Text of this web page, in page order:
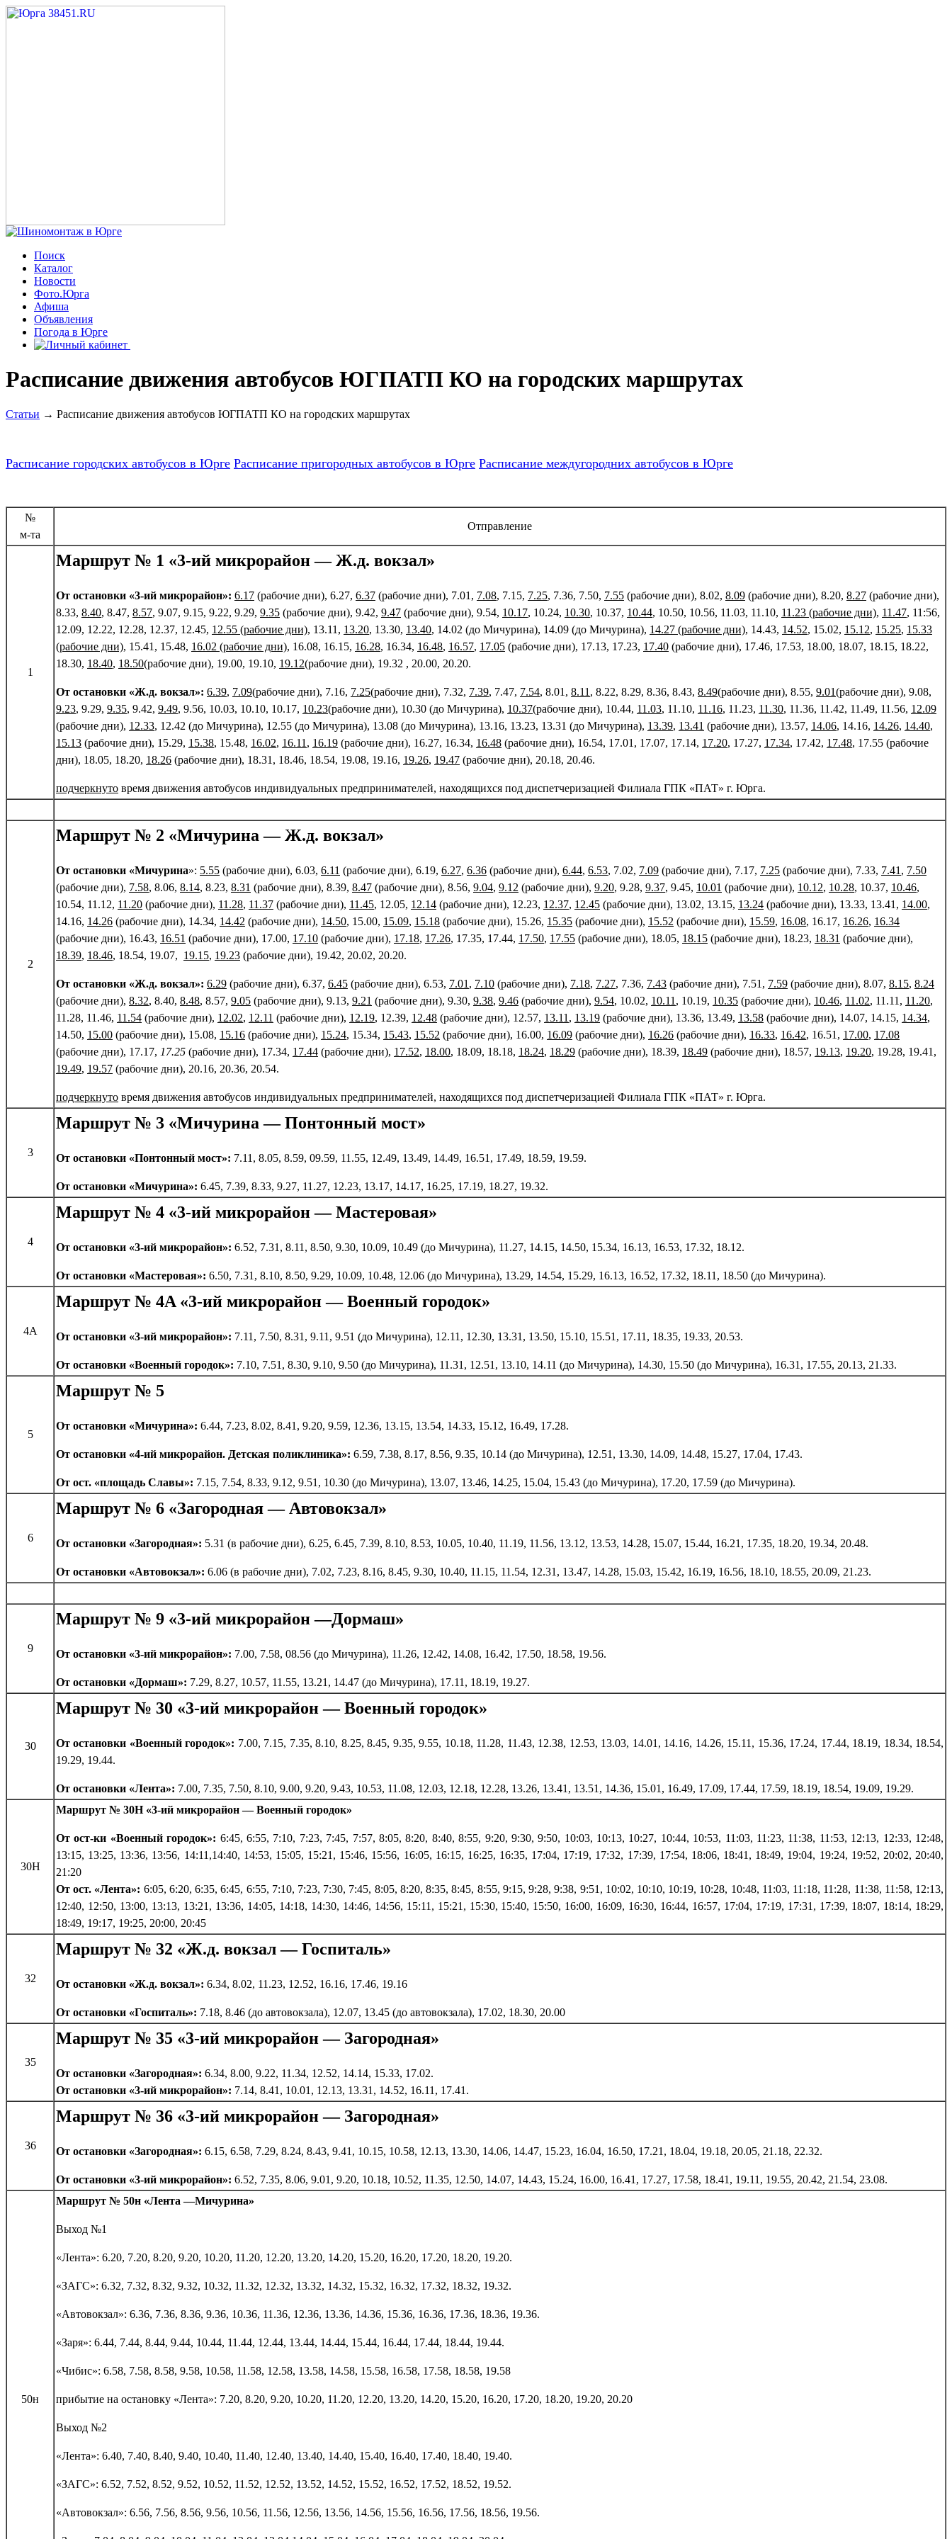
Поиск
Каталог
Новости
Фото.Юрга
Афиша
Объявления
Погода в Юрге
Расписание движения автобусов ЮГПАТП КО на городских маршрутах
Статьи → Расписание движения автобусов ЮГПАТП КО на городских маршрутах
Расписание городских автобусов в Юрге Расписание пригородных автобусов в Юрге Расписание междугородних автобусов в Юрге
№
м-та
Отправление
1
Маршрут № 1 «3-ий микрорайон — Ж.д. вокзал»
От остановки «3-ий микрорайон»: 6.17 (рабочие дни), 6.27, 6.37 (рабочие дни), 7.01, 7.08, 7.15, 7.25, 7.36, 7.50, 7.55 (рабочие дни), 8.02, 8.09 (рабочие дни), 8.20, 8.27 (рабочие дни),
8.33, 8.40, 8.47, 8.57, 9.07, 9.15, 9.22, 9.29, 9.35 (рабочие дни), 9.42, 9.47 (рабочие дни), 9.54, 10.17, 10.24, 10.30, 10.37, 10.44, 10.50, 10.56, 11.03, 11.10, 11.23 (рабочие дни), 11.47, 11:56,
12.09, 12.22, 12.28, 12.37, 12.45, 12.55 (рабочие дни), 13.11, 13.20, 13.30, 13.40, 14.02 (до Мичурина), 14.09 (до Мичурина), 14.27 (рабочие дни), 14.43, 14.52, 15.02, 15.12, 15.25, 15.33
(рабочие дни), 15.41, 15.48, 16.02 (рабочие дни), 16.08, 16.15, 16.28, 16.34, 16.48, 16.57, 17.05 (рабочие дни), 17.13, 17.23, 17.40 (рабочие дни), 17.46, 17.53, 18.00, 18.07, 18.15, 18.22,
18.30, 18.40, 18.50(рабочие дни), 19.00, 19.10, 19.12(рабочие дни), 19.32 , 20.00, 20.20.
От остановки «Ж.д. вокзал»: 6.39, 7.09(рабочие дни), 7.16, 7.25(рабочие дни), 7.32, 7.39, 7.47, 7.54, 8.01, 8.11 , 8.22, 8.29, 8.36, 8.43, 8.49(рабочие дни), 8.55, 9.01(рабочие дни), 9.08,
9.23, 9.29, 9.35, 9.42, 9.49, 9.56, 10.03, 10.10, 10.17, 10.23(рабочие дни), 10.30 (до Мичурина), 10.37(рабочие дни), 10.44, 11.03, 11.10, 11.16, 11.23, 11.30, 11.36, 11.42, 11.49, 11.56, 12.09
(рабочие дни), 12.33, 12.42 (до Мичурина), 12.55 (до Мичурина), 13.08 (до Мичурина), 13.16, 13.23, 13.31 (до Мичурина), 13.39, 13.41 (рабочие дни), 13.57, 14.06, 14.16, 14.26, 14.40,
15.13 (рабочие дни), 15.29, 15.38, 15.48, 16.02, 16.11 , 16.19 (рабочие дни), 16.27, 16.34, 16.48 (рабочие дни), 16.54, 17.01, 17.07, 17.14, 17.20, 17.27, 17.34, 17.42, 17.48, 17.55 (рабочие
дни), 18.05, 18.20, 18.26 (рабочие дни), 18.31, 18.46, 18.54, 19.08, 19.16, 19.26, 19.47 (рабочие дни), 20.18, 20.46.
подчеркнуто время движения автобусов индивидуальных предпринимателей, находящихся под диспетчеризацией Филиала ГПК «ПАТ» г. Юрга.
2
Маршрут № 2 «Мичурина — Ж.д. вокзал»
От остановки «Мичурина»: 5.55 (рабочие дни), 6.03, 6.11 (рабочие дни), 6.19, 6.27, 6.36 (рабочие дни), 6.44, 6.53, 7.02, 7.09 (рабочие дни), 7.17, 7.25 (рабочие дни), 7.33, 7.41 , 7.50
(рабочие дни), 7.58, 8.06, 8.14, 8.23, 8.31 (рабочие дни), 8.39, 8.47 (рабочие дни), 8.56, 9.04, 9.12 (рабочие дни), 9.20, 9.28, 9.37, 9.45, 10.01 (рабочие дни), 10.12, 10.28, 10.37, 10.46,
10.54, 11.12, 11.20 (рабочие дни), 11.28, 11.37 (рабочие дни), 11.45, 12.05, 12.14 (рабочие дни), 12.23, 12.37, 12.45 (рабочие дни), 13.02, 13.15, 13.24 (рабочие дни), 13.33, 13.41, 14.00,
14.16, 14.26 (рабочие дни), 14.34, 14.42 (рабочие дни), 14.50, 15.00, 15.09, 15.18 (рабочие дни), 15.26, 15.35 (рабочие дни), 15.52 (рабочие дни), 15.59, 16.08, 16.17, 16.26, 16.34
(рабочие дни), 16.43, 16.51 (рабочие дни), 17.00, 17.10 (рабочие дни), 17.18, 17.26, 17.35, 17.44, 17.50, 17.55 (рабочие дни), 18.05, 18.15 (рабочие дни), 18.23, 18.31 (рабочие дни),
18.39, 18.46, 18.54, 19.07, 19.15, 19.23 (рабочие дни), 19.42, 20.02, 20.20.
От остановки «Ж.д. вокзал»: 6.29 (рабочие дни), 6.37, 6.45 (рабочие дни), 6.53, 7.01 , 7.10 (рабочие дни), 7.18, 7.27, 7.36, 7.43 (рабочие дни), 7.51, 7.59 (рабочие дни), 8.07, 8.15, 8.24
(рабочие дни), 8.32, 8.40, 8.48, 8.57, 9.05 (рабочие дни), 9.13, 9.21 (рабочие дни), 9.30, 9.38, 9.46 (рабочие дни), 9.54, 10.02, 10.11 , 10.19, 10.35 (рабочие дни), 10.46, 11.02, 11.11, 11.20,
11.28, 11.46, 11.54 (рабочие дни), 12.02, 12.11 (рабочие дни), 12.19, 12.39, 12.48 (рабочие дни), 12.57, 13.11 , 13.19 (рабочие дни), 13.36, 13.49, 13.58 (рабочие дни), 14.07, 14.15, 14.34,
14.50, 15.00 (рабочие дни), 15.08, 15.16 (рабочие дни), 15.24, 15.34, 15.43, 15.52 (рабочие дни), 16.00, 16.09 (рабочие дни), 16.26 (рабочие дни), 16.33, 16.42, 16.51, 17.00, 17.08
(рабочие дни), 17.17, 17.25 (рабочие дни), 17.34, 17.44 (рабочие дни), 17.52, 18.00, 18.09, 18.18, 18.24, 18.29 (рабочие дни), 18.39, 18.49 (рабочие дни), 18.57, 19.13, 19.20, 19.28, 19.41,
19.49, 19.57 (рабочие дни), 20.16, 20.36, 20.54.
подчеркнуто время движения автобусов индивидуальных предпринимателей, находящихся под диспетчеризацией Филиала ГПК «ПАТ» г. Юрга.
3
Маршрут № 3 «Мичурина — Понтонный мост»
От остановки «Понтонный мост»: 7.11, 8.05, 8.59, 09.59, 11.55, 12.49, 13.49, 14.49, 16.51, 17.49, 18.59, 19.59.
От остановки «Мичурина»: 6.45, 7.39, 8.33, 9.27, 11.27, 12.23, 13.17, 14.17, 16.25, 17.19, 18.27, 19.32.
4
Маршрут № 4 «3-ий микрорайон — Мастеровая»
От остановки «3-ий микрорайон»: 6.52, 7.31, 8.11, 8.50, 9.30, 10.09, 10.49 (до Мичурина), 11.27, 14.15, 14.50, 15.34, 16.13, 16.53, 17.32, 18.12.
От остановки «Мастеровая»: 6.50, 7.31, 8.10, 8.50, 9.29, 10.09, 10.48, 12.06 (до Мичурина), 13.29, 14.54, 15.29, 16.13, 16.52, 17.32, 18.11, 18.50 (до Мичурина).
4A
Маршрут № 4A «3-ий микрорайон — Военный городок»
От остановки «3-ий микрорайон»: 7.11, 7.50, 8.31, 9.11, 9.51 (до Мичурина), 12.11, 12.30, 13.31, 13.50, 15.10, 15.51, 17.11, 18.35, 19.33, 20.53.
От остановки «Военный городок»: 7.10, 7.51, 8.30, 9.10, 9.50 (до Мичурина), 11.31, 12.51, 13.10, 14.11 (до Мичурина), 14.30, 15.50 (до Мичурина), 16.31, 17.55, 20.13, 21.33.
5
Маршрут № 5
От остановки «Мичурина»: 6.44, 7.23, 8.02, 8.41, 9.20, 9.59, 12.36, 13.15, 13.54, 14.33, 15.12, 16.49, 17.28.
От остановки «4-ий микрорайон. Детская поликлиника»: 6.59, 7.38, 8.17, 8.56, 9.35, 10.14 (до Мичурина), 12.51, 13.30, 14.09, 14.48, 15.27, 17.04, 17.43.
От ост. «площадь Славы»: 7.15, 7.54, 8.33, 9.12, 9.51, 10.30 (до Мичурина), 13.07, 13.46, 14.25, 15.04, 15.43 (до Мичурина), 17.20, 17.59 (до Мичурина).
6
Маршрут № 6 «Загородная — Автовокзал»
От остановки «Загородная»: 5.31 (в рабочие дни), 6.25, 6.45, 7.39, 8.10, 8.53, 10.05, 10.40, 11.19, 11.56, 13.12, 13.53, 14.28, 15.07, 15.44, 16.21, 17.35, 18.20, 19.34, 20.48.
От остановки «Автовокзал»: 6.06 (в рабочие дни), 7.02, 7.23, 8.16, 8.45, 9.30, 10.40, 11.15, 11.54, 12.31, 13.47, 14.28, 15.03, 15.42, 16.19, 16.56, 18.10, 18.55, 20.09, 21.23.
9
Маршрут № 9 «3-ий микрорайон —Дормаш»
От остановки «3-ий микрорайон»: 7.00, 7.58, 08.56 (до Мичурина), 11.26, 12.42, 14.08, 16.42, 17.50, 18.58, 19.56.
От остановки «Дормаш»: 7.29, 8.27, 10.57, 11.55, 13.21, 14.47 (до Мичурина), 17.11, 18.19, 19.27.
30
Маршрут № 30 «3-ий микрорайон — Военный городок»
От остановки «Военный городок»: 7.00, 7.15, 7.35, 8.10, 8.25, 8.45, 9.35, 9.55, 10.18, 11.28, 11.43, 12.38, 12.53, 13.03, 14.01, 14.16, 14.26, 15.11, 15.36, 17.24, 17.44, 18.19, 18.34, 18.54,
19.29, 19.44.
От остановки «Лента»: 7.00, 7.35, 7.50, 8.10, 9.00, 9.20, 9.43, 10.53, 11.08, 12.03, 12.18, 12.28, 13.26, 13.41, 13.51, 14.36, 15.01, 16.49, 17.09, 17.44, 17.59, 18.19, 18.54, 19.09, 19.29.
30Н
Маршрут № 30Н «3-ий микрорайон — Военный городок»
От ост-ки «Военный городок»: 6:45, 6:55, 7:10, 7:23, 7:45, 7:57, 8:05, 8:20, 8:40, 8:55, 9:20, 9:30, 9:50, 10:03, 10:13, 10:27, 10:44, 10:53, 11:03, 11:23, 11:38, 11:53, 12:13, 12:33, 12:48,
13:15, 13:25, 13:36, 13:56, 14:11,14:40, 14:53, 15:05, 15:21, 15:46, 15:56, 16:05, 16:15, 16:25, 16:35, 17:04, 17:19, 17:32, 17:39, 17:54, 18:06, 18:41, 18:49, 19:04, 19:24, 19:52, 20:02, 20:40,
21:20
От ост. «Лента»: 6:05, 6:20, 6:35, 6:45, 6:55, 7:10, 7:23, 7:30, 7:45, 8:05, 8:20, 8:35, 8:45, 8:55, 9:15, 9:28, 9:38, 9:51, 10:02, 10:10, 10:19, 10:28, 10:48, 11:03, 11:18, 11:28, 11:38, 11:58, 12:13,
12:40, 12:50, 13:00, 13:13, 13:21, 13:36, 14:05, 14:18, 14:30, 14:46, 14:56, 15:11, 15:21, 15:30, 15:40, 15:50, 16:00, 16:09, 16:30, 16:44, 16:57, 17:04, 17:19, 17:31, 17:39, 18:07, 18:14, 18:29,
18:49, 19:17, 19:25, 20:00, 20:45
32
Маршрут № 32 «Ж.д. вокзал — Госпиталь»
От остановки «Ж.д. вокзал»: 6.34, 8.02, 11.23, 12.52, 16.16, 17.46, 19.16
От остановки «Госпиталь»: 7.18, 8.46 (до автовокзала), 12.07, 13.45 (до автовокзала), 17.02, 18.30, 20.00
35
Маршрут № 35 «3-ий микрорайон — Загородная»
От остановки «Загородная»: 6.34, 8.00, 9.22, 11.34, 12.52, 14.14, 15.33, 17.02.
От остановки «3-ий микрорайон»: 7.14, 8.41, 10.01, 12.13, 13.31, 14.52, 16.11, 17.41.
36
Маршрут № 36 «3-ий микрорайон — Загородная»
От остановки «Загородная»: 6.15, 6.58, 7.29, 8.24, 8.43, 9.41, 10.15, 10.58, 12.13, 13.30, 14.06, 14.47, 15.23, 16.04, 16.50, 17.21, 18.04, 19.18, 20.05, 21.18, 22.32.
От остановки «3-ий микрорайон»: 6.52, 7.35, 8.06, 9.01, 9.20, 10.18, 10.52, 11.35, 12.50, 14.07, 14.43, 15.24, 16.00, 16.41, 17.27, 17.58, 18.41, 19.11, 19.55, 20.42, 21.54, 23.08.
50н
Маршрут № 50н «Лента —Мичурина»
Выход №1
«Лента»: 6.20, 7.20, 8.20, 9.20, 10.20, 11.20, 12.20, 13.20, 14.20, 15.20, 16.20, 17.20, 18.20, 19.20.
«ЗАГС»: 6.32, 7.32, 8.32, 9.32, 10.32, 11.32, 12.32, 13.32, 14.32, 15.32, 16.32, 17.32, 18.32, 19.32.
«Автовокзал»: 6.36, 7.36, 8.36, 9.36, 10.36, 11.36, 12.36, 13.36, 14.36, 15.36, 16.36, 17.36, 18.36, 19.36.
«Заря»: 6.44, 7.44, 8.44, 9.44, 10.44, 11.44, 12.44, 13.44, 14.44, 15.44, 16.44, 17.44, 18.44, 19.44.
«Чибис»: 6.58, 7.58, 8.58, 9.58, 10.58, 11.58, 12.58, 13.58, 14.58, 15.58, 16.58, 17.58, 18.58, 19.58
прибытие на остановку «Лента»: 7.20, 8.20, 9.20, 10.20, 11.20, 12.20, 13.20, 14.20, 15.20, 16.20, 17.20, 18.20, 19.20, 20.20
Выход №2
«Лента»: 6.40, 7.40, 8.40, 9.40, 10.40, 11.40, 12.40, 13.40, 14.40, 15.40, 16.40, 17.40, 18.40, 19.40.
«ЗАГС»: 6.52, 7.52, 8.52, 9.52, 10.52, 11.52, 12.52, 13.52, 14.52, 15.52, 16.52, 17.52, 18.52, 19.52.
«Автовокзал»: 6.56, 7.56, 8.56, 9.56, 10.56, 11.56, 12.56, 13.56, 14.56, 15.56, 16.56, 17.56, 18.56, 19.56.